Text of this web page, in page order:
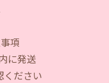
項
に発送
ください